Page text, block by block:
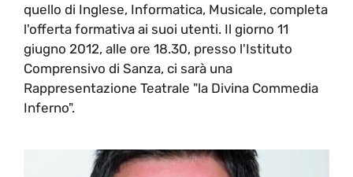
quello di Inglese, Informatica, Musicale, completa
l'offerta formativa ai suoi utenti. Il giorno 11
giugno 2012, alle ore 18.30, presso l'Istituto
Comprensivo di Sanza, ci sarà una
Rappresentazione Teatrale "la Divina Commedia
Inferno".